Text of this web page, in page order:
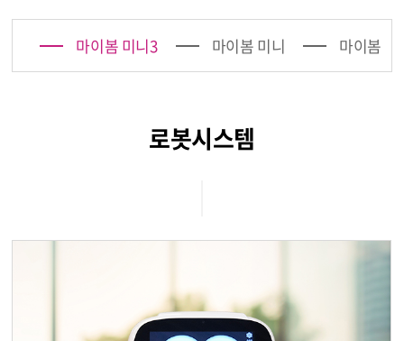
보유기술
보유특허
마이봄 미니3 마이봄 미니 마이봄
로봇시스템